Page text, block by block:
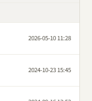
2026-05-10 11:28
2024-10-23 15:45